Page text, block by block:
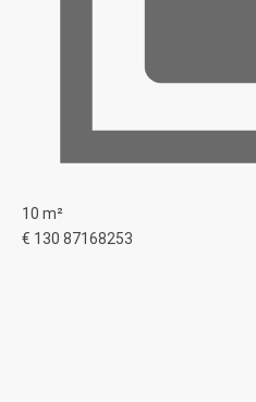
10 m²
€ 130 87168253